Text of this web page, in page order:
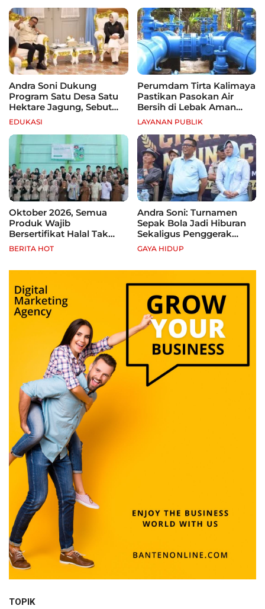
Andra Soni Dukung
Program Satu Desa Satu
Hektare Jagung, Sebut
Banten Punya Peluang
EDUKASI
Perumdam Tirta Kalimaya
Pastikan Pasokan Air
Bersih di Lebak Aman
Selama Kemarau
LAYANAN PUBLIK
Oktober 2026, Semua
Produk Wajib
Bersertifikat Halal Tak
Kantongi Sertifikat Halal,
Pelaku Usaha Terancam
BERITA HOT
Andra Soni: Turnamen
Sepak Bola Jadi Hiburan
Sekaligus Penggerak
Ekonomi Rakyat
GAYA HIDUP
TOPIK